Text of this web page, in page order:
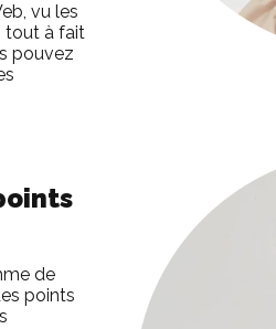
vu les
tout à fait
pouvez
de
points